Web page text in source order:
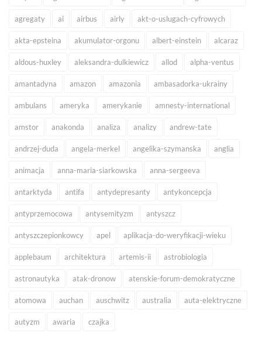
agregaty ai airbus airly akt-o-uslugach-cyfrowych
akta-epsteina akumulator-orgonu albert-einstein alcaraz
aldous-huxley aleksandra-dulkiewicz allod alpha-ventus
amantadyna amazon amazonia ambasadorka-ukrainy
ambulans ameryka amerykanie amnesty-international
amstor anakonda analiza analizy andrew-tate
andrzej-duda angela-merkel angelika-szymanska anglia
animacja anna-maria-siarkowska anna-sergeeva
antarktyda antifa antydepresanty antykoncepcja
antyprzemocowa antysemityzm antyszcz
antyszczepionkowcy apel aplikacja-do-weryfikacji-wieku
applebaum architektura artemis-ii astrobiologia
astronautyka atak-dronow atenskie-forum-demokratyczne
atomowa auchan auschwitz australia auta-elektryczne
autyzm awaria czajka